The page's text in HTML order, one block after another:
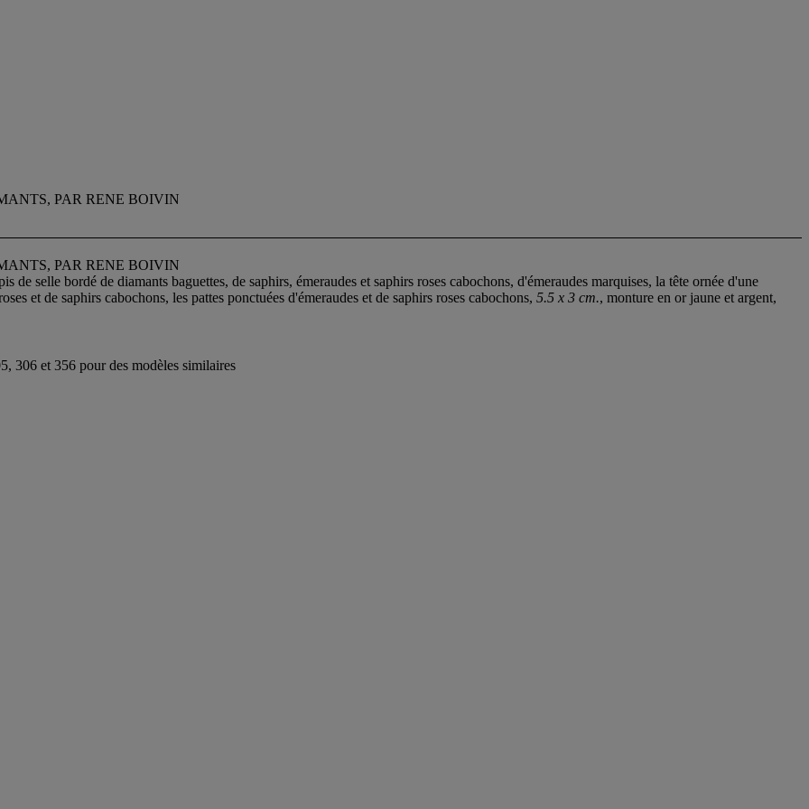
PAR RENE BOIVIN
PAR RENE BOIVIN
selle bordé de diamants baguettes, de saphirs, émeraudes et saphirs roses cabochons, d'émeraudes marquises, la tête ornée d'une
et de saphirs cabochons, les pattes ponctuées d'émeraudes et de saphirs roses cabochons, 5.5 x 3 cm., monture en or jaune et argent,
306 et 356 pour des modèles similaires